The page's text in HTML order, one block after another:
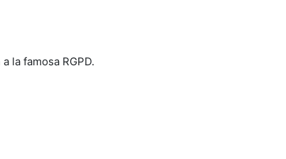
la famosa RGPD.